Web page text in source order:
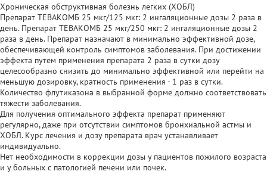
Хроническая обструктивная болезнь легких (ХОБЛ)
Препарат ТЕВАКОМБ 25 мкг/125 мкг: 2 ингаляционные дозы 2 раза в
день. Препарат ТЕВАКОМБ 25 мкг/250 мкг: 2 ингаляционные дозы 2
раза в день. Препарат назначают в минимально эффективной дозе,
обеспечивающей контроль симптомов заболевания. При достижении
эффекта путем применения препарата 2 раза в сутки дозу
целесообразно снизить до минимально эффективной или перейти на
меньшую дозировку, кратность применения - 1 раз в сутки.
Количество флутиказона в выбранной форме должно соответствовать
тяжести заболевания.
Для получения оптимального эффекта препарат применяют
регулярно, даже при отсутствии симптомов бронхиальной астмы и
ХОБЛ. Курс лечения и дозу препарата врач устанавливает
индивидуально.
Нет необходимости в коррекции дозы у пациентов пожилого возраста
и у больных с патологией печени или почек.